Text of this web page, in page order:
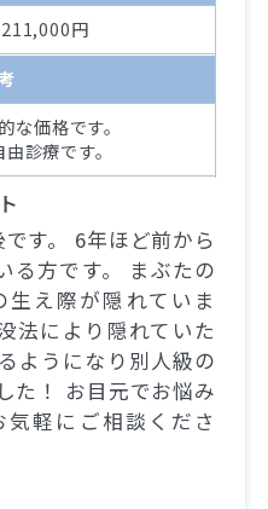
円
な価格です。
診療です。
す。 6年ほど前から
る方です。 まぶたの
え際が隠れていま
法により隠れていた
ようになり別人級の
た！ お目元でお悩み
軽にご相談くださ